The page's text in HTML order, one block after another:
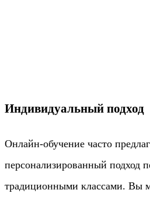
Индивидуальный подход
Онлайн-обучение часто
персонализированный подход
традиционными классами. Вы